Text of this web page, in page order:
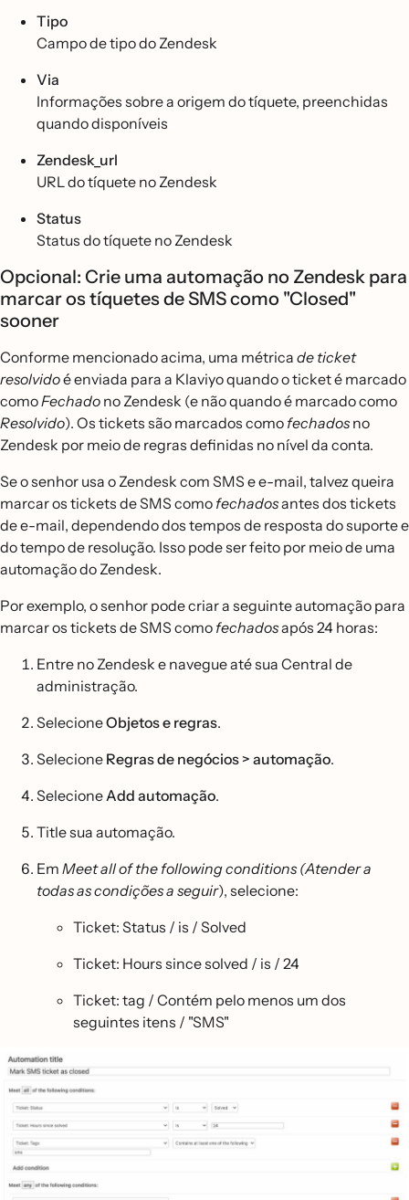
Tipo
Campo de tipo do Zendesk
Via
Informações sobre a origem do tíquete, preenchidas
quando disponíveis
Zendesk_url
URL do tíquete no Zendesk
Status
Status do tíquete no Zendesk
Opcional: Crie uma automação no Zendesk para
marcar os tíquetes de SMS como "Closed"
sooner
Conforme mencionado acima, uma métrica de ticket
resolvidoé enviada para a Klaviyo quando o ticket é marcado
comoFechado no Zendesk (e não quando é marcado como
Resolvido). Os tickets são marcados como fechadosno
Zendesk por meio de regras definidas no nível da conta.
Se o senhor usa o Zendesk com SMS e e-mail, talvez queira
marcar os tickets de SMS como fechadosantes dos tickets
de e-mail, dependendo dos tempos de resposta do suporte e
do tempo de resolução. Isso pode ser feito por meio de uma
automação do Zendesk.
Por exemplo, o senhor pode criar a seguinte automação para
marcar os tickets de SMS como fechadosapós 24 horas:
Entre no Zendesk e navegue até sua Central de
administração.
SelecioneObjetos e regras.
Selecione Regras de negócios > automação.
SelecioneAdd automação.
Title sua automação.
Em Meet all of the following conditions (Atender a
todas as condições a seguir), selecione:
Ticket: Status / is / Solved
Ticket: Hours since solved / is / 24
Ticket: tag / Contém pelo menos um dos
seguintes itens / "SMS"